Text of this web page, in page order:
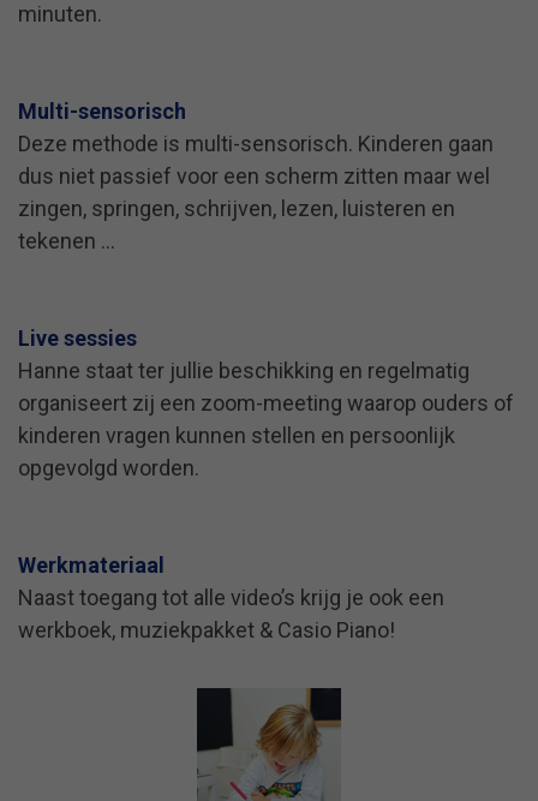
minuten.
Multi-sensorisch
Deze methode is multi-sensorisch. Kinderen gaan
dus niet passief voor een scherm zitten maar wel
zingen, springen, schrijven, lezen, luisteren en
tekenen …
Live sessies
Hanne staat ter jullie beschikking en regelmatig
organiseert zij een zoom-meeting waarop ouders of
kinderen vragen kunnen stellen en persoonlijk
opgevolgd worden.
Werkmateriaal
Naast toegang tot alle video’s krijg je ook een
werkboek, muziekpakket & Casio Piano!